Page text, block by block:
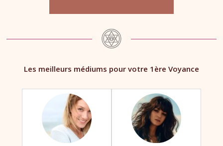
Les meilleurs médiums pour votre 1ère Voyance